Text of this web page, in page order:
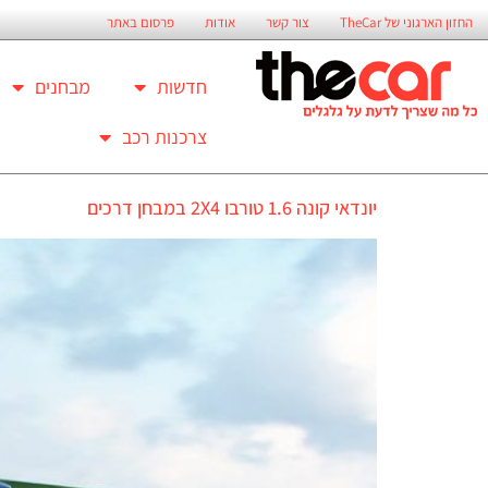
החזון הארגוני של TheCar צור קשר אודות פרסום באתר
חדשות
מבחנים
צרכנות רכב
יונדאי קונה 1.6 טורבו 2X4 במבחן דרכים